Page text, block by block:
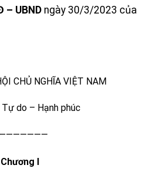
– UBND ngày 30/3/2023 của
CHỦ NGHĨA VIỆT NAM
do – Hạnh phúc
Chương I